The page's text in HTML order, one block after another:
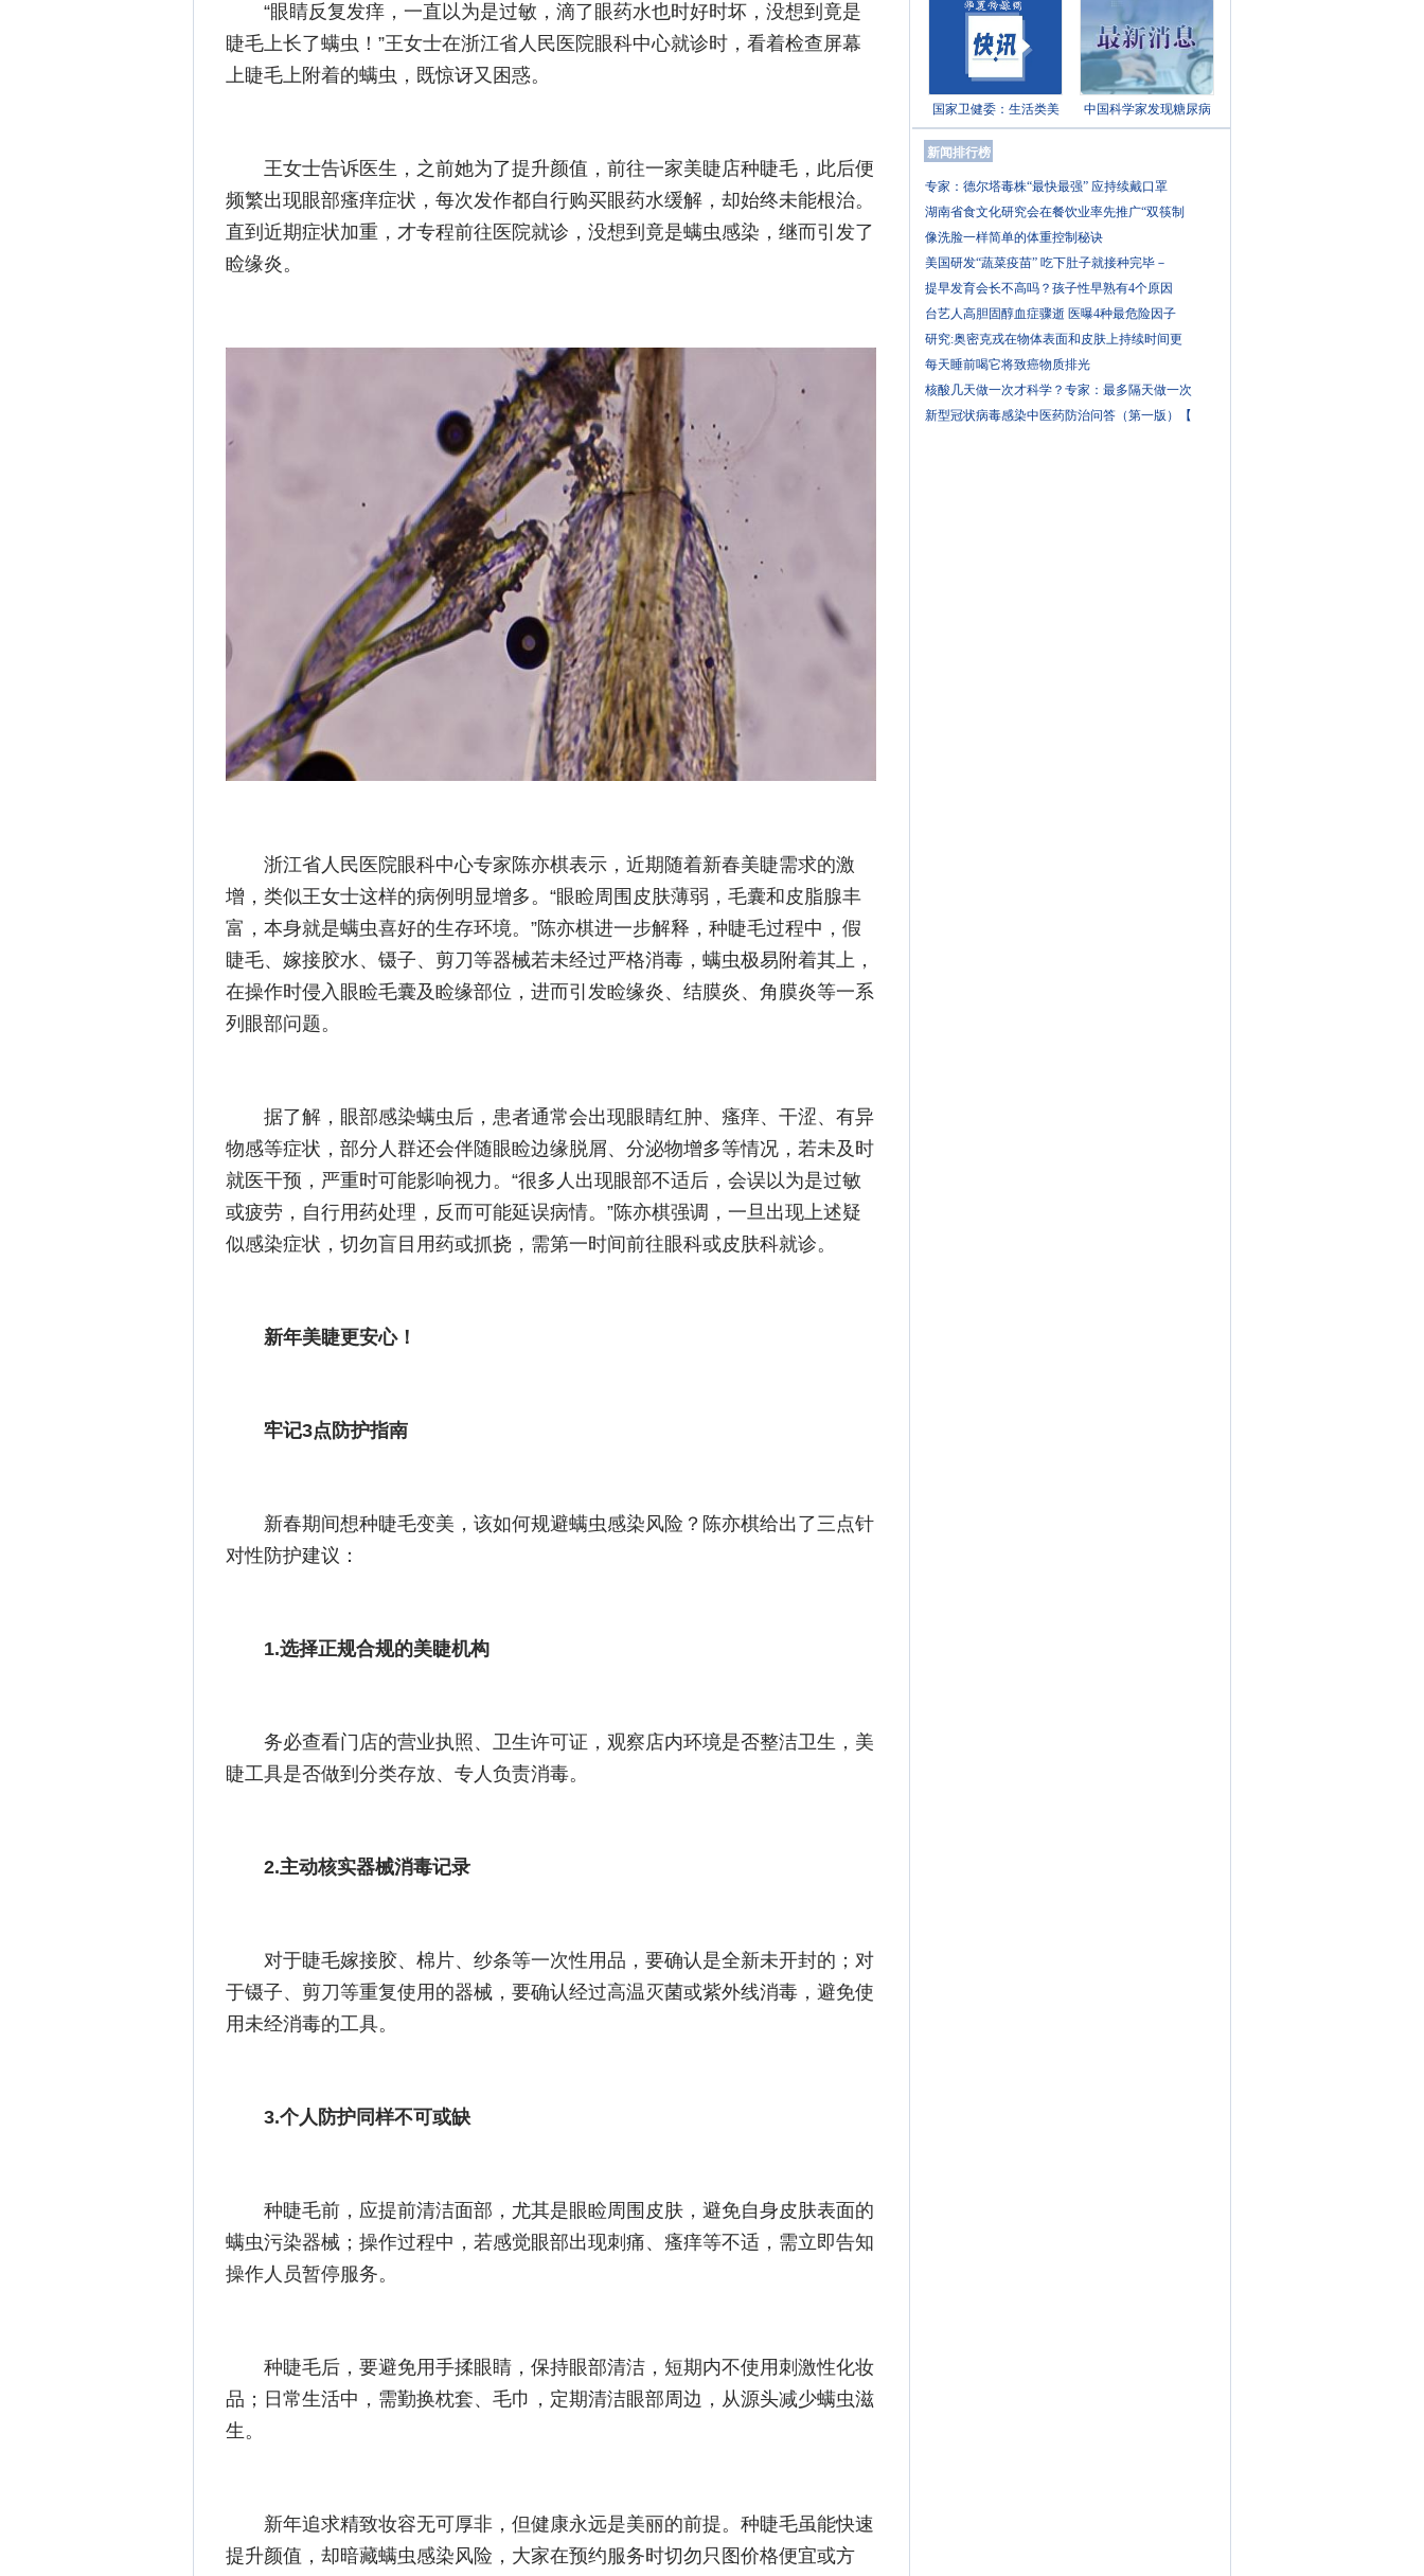
“眼睛反复发痒，一直以为是过敏，滴了眼药水也时好时坏，没想到竟是
睫毛上长了螨虫！”王女士在浙江省人民医院眼科中心就诊时，看着检查屏幕
上睫毛上附着的螨虫，既惊讶又困惑。
王女士告诉医生，之前她为了提升颜值，前往一家美睫店种睫毛，此后便
频繁出现眼部瘙痒症状，每次发作都自行购买眼药水缓解，却始终未能根治。
直到近期症状加重，才专程前往医院就诊，没想到竟是螨虫感染，继而引发了
睑缘炎。
浙江省人民医院眼科中心专家陈亦棋表示，近期随着新春美睫需求的激
增，类似王女士这样的病例明显增多。“眼睑周围皮肤薄弱，毛囊和皮脂腺丰
富，本身就是螨虫喜好的生存环境。”陈亦棋进一步解释，种睫毛过程中，假
睫毛、嫁接胶水、镊子、剪刀等器械若未经过严格消毒，螨虫极易附着其上，
在操作时侵入眼睑毛囊及睑缘部位，进而引发睑缘炎、结膜炎、角膜炎等一系
列眼部问题。
据了解，眼部感染螨虫后，患者通常会出现眼睛红肿、瘙痒、干涩、有异
物感等症状，部分人群还会伴随眼睑边缘脱屑、分泌物增多等情况，若未及时
就医干预，严重时可能影响视力。“很多人出现眼部不适后，会误以为是过敏
或疲劳，自行用药处理，反而可能延误病情。”陈亦棋强调，一旦出现上述疑
似感染症状，切勿盲目用药或抓挠，需第一时间前往眼科或皮肤科就诊。
新年美睫更安心！
牢记3点防护指南
新春期间想种睫毛变美，该如何规避螨虫感染风险？陈亦棋给出了三点针
对性防护建议：
1.选择正规合规的美睫机构
务必查看门店的营业执照、卫生许可证，观察店内环境是否整洁卫生，美
睫工具是否做到分类存放、专人负责消毒。
2.主动核实器械消毒记录
对于睫毛嫁接胶、棉片、纱条等一次性用品，要确认是全新未开封的；对
于镊子、剪刀等重复使用的器械，要确认经过高温灭菌或紫外线消毒，避免使
用未经消毒的工具。
3.个人防护同样不可或缺
种睫毛前，应提前清洁面部，尤其是眼睑周围皮肤，避免自身皮肤表面的
螨虫污染器械；操作过程中，若感觉眼部出现刺痛、瘙痒等不适，需立即告知
操作人员暂停服务。
种睫毛后，要避免用手揉眼睛，保持眼部清洁，短期内不使用刺激性化妆
品；日常生活中，需勤换枕套、毛巾，定期清洁眼部周边，从源头减少螨虫滋
生。
新年追求精致妆容无可厚非，但健康永远是美丽的前提。种睫毛虽能快速
提升颜值，却暗藏螨虫感染风险，大家在预约服务时切勿只图价格便宜或方
国家卫健委：生活类美 中国科学家发现糖尿病
新闻排行榜
专家：德尔塔毒株“最快最强” 应持续戴口罩
湖南省食文化研究会在餐饮业率先推广“双筷制
像洗脸一样简单的体重控制秘诀
美国研发“蔬菜疫苗” 吃下肚子就接种完毕－
提早发育会长不高吗？孩子性早熟有4个原因
台艺人高胆固醇血症骤逝 医曝4种最危险因子
研究:奥密克戎在物体表面和皮肤上持续时间更
每天睡前喝它将致癌物质排光
核酸几天做一次才科学？专家：最多隔天做一次
新型冠状病毒感染中医药防治问答（第一版）【